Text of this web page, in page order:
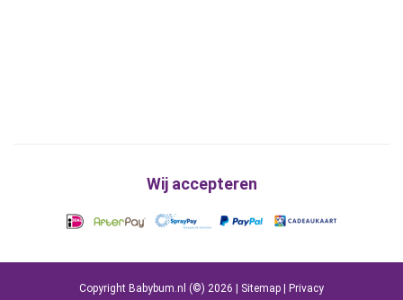
Wij accepteren
Copyright Babybum.nl (©) 2026 | Sitemap Privacy